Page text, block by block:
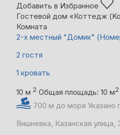
Добавить в Избранное
Гостевой дом «Коттедж
Комната
2-х местный "Домик"
2 гостя
1 кровать
10 м 2 Общая площадь: 10 м2
700 м до моря
Вишневка, Казанская улица,